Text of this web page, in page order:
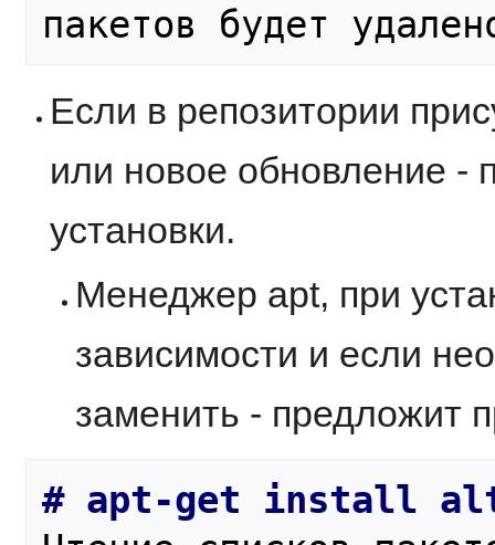
Если в репозитории
или новое обновление -
установки.
Менеджер apt, при
зависимости и если
заменить - предложит